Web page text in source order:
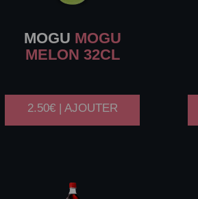
MOGU MOGU
MELON 32CL
2.50€ | AJOUTER